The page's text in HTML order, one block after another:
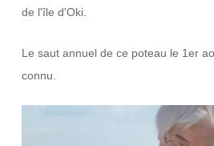
de l'île d'Oki.
Le saut annuel de ce poteau le 1er
connu.